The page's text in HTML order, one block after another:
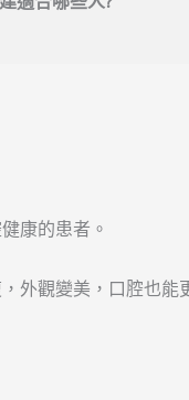
康的患者。
外觀變美，口腔也能